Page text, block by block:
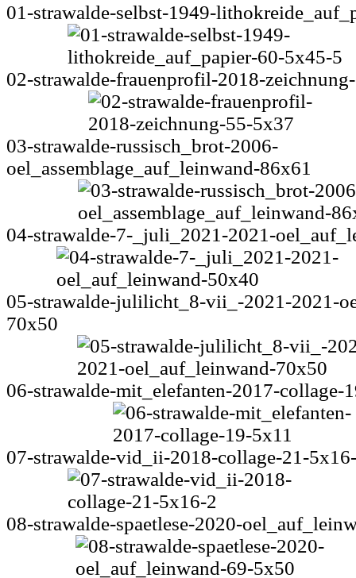
01-strawalde-selbst-1949-
02-strawalde-frauenprofil-2018-
03-strawalde-russisch_brot-2006-
oel_assemblage_auf_leinwand-86x61
04-strawalde-7-_juli_2021-2021-
05-strawalde-julilicht_8-vii_-2021-2021-
70x50
06-strawalde-mit_elefanten-2017-collage-
07-strawalde-vid_ii-2018-collage-21-
08-strawalde-spaetlese-2020-